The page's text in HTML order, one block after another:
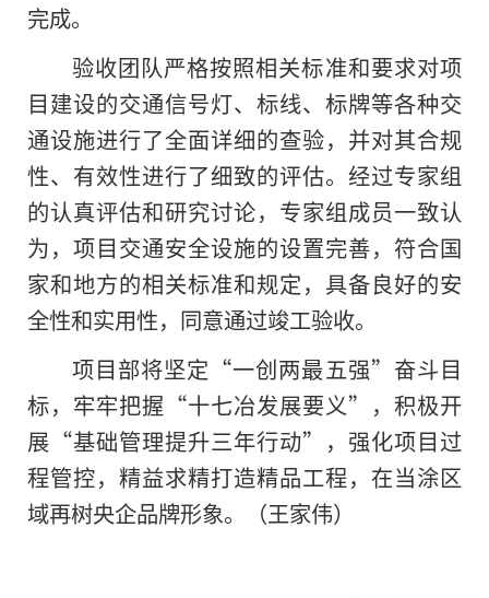
完成。
验收团队严格按照相关标准和要求对项
目建设的交通信号灯、标线、标牌等各种交
通设施进行了全面详细的查验，并对其合规
性、有效性进行了细致的评估。经过专家组
的认真评估和研究讨论，专家组成员一致认
为，项目交通安全设施的设置完善，符合国
家和地方的相关标准和规定，具备良好的安
全性和实用性，同意通过竣工验收。
项目部将坚定“一创两最五强”奋斗目
标，牢牢把握“十七冶发展要义”，积极开
展“基础管理提升三年行动”，强化项目过
程管控，精益求精打造精品工程，在当涂区
域再树央企品牌形象。（王家伟）